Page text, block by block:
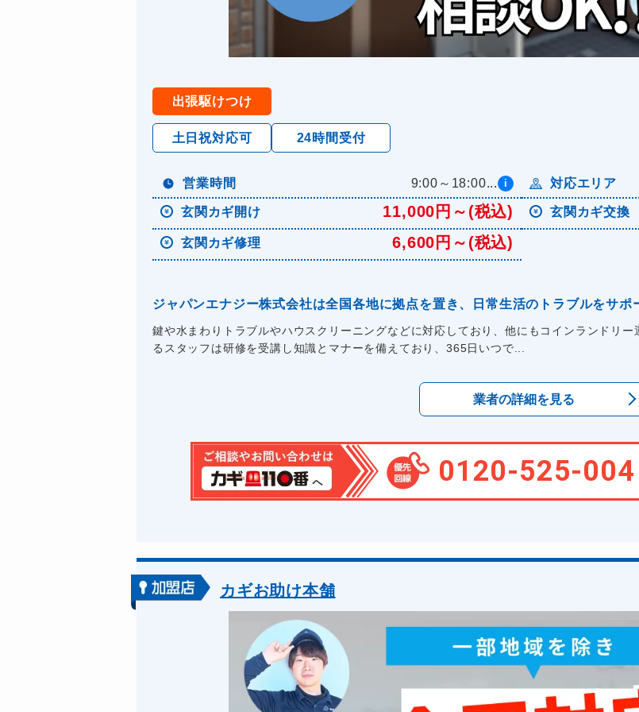
出張駆けつけ
土日祝対応可 24時間受付
営業時間 9:00～18:00... i 対応エリア
玄関カギ開け 11,000円～(税込) 玄関カギ交換
玄関カギ修理 6,600円～(税込)
ジャパンエナジー株式会社は全国各地に拠点を置き、日常生活のトラブルをサポ
鍵や水まわりトラブルやハウスクリーニングなどに対応しており、他にもコインランドリ
るスタッフは研修を受講し知識とマナーを備えており、365日いつで...
業者の詳細を見る
0120-525-004
カギお助け本舗